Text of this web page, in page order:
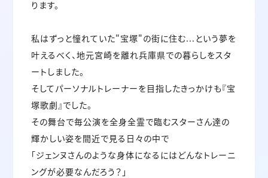
ります。
私はずっと憧れていた"宝塚"の街に住む...という夢を
叶えるべく、地元宮崎を離れ兵庫県での暮らしをスタ
ートしました。
そしてパーソナルトレーナーを目指したきっかけも『宝
塚歌劇』でした。
その舞台で毎公演を全身全霊で臨むスターさん達の
輝かしい姿を間近で見る日々の中で
「ジェンヌさんのような身体になるにはどんなトレーニ
ングが必要なんだろう？」